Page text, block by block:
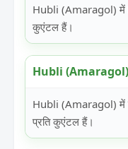
Hubli (Amaragol) में
कुएंटल हैं।
Hubli (Amaragol)
Hubli (Amaragol) में
प्रति कुएंटल हैं।